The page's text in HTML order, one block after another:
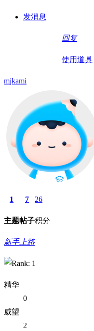
发消息
回复
使用道具
mjkami
1
主题
7
帖子
26
积分
新手上路
精华
0
威望
2